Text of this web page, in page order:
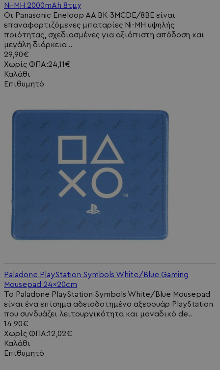
Ni-MH 2000mAh 8τμχ
Οι Panasonic Eneloop AA BK-3MCDE/8BE είναι
επαναφορτιζόμενες μπαταρίες Ni-MH υψηλής
ποιότητας, σχεδιασμένες για αξιόπιστη απόδοση και
μεγάλη διάρκεια ..
29,90€
Χωρίς ΦΠΑ:24,11€
Καλάθι
Επιθυμητό
Paladone PlayStation Symbols White/Blue Gaming
Mousepad 24x20cm
Το Paladone PlayStation Symbols White/Blue Mousepad
είναι ένα επίσημα αδειοδοτημένο αξεσουάρ PlayStation
που συνδυάζει λειτουργικότητα και μοναδικό de..
14,90€
Χωρίς ΦΠΑ:12,02€
Καλάθι
Επιθυμητό